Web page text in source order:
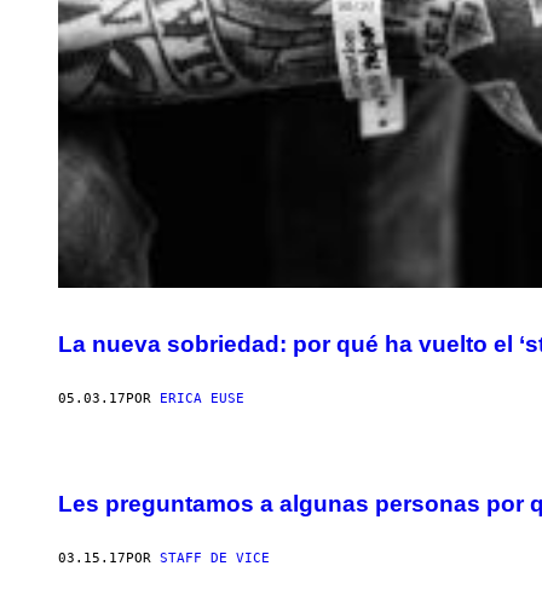
La nueva sobriedad: por qué ha vuelto el
05.03.17POR ERICA EUSE
Les preguntamos a algunas personas por
03.15.17POR STAFF DE VICE